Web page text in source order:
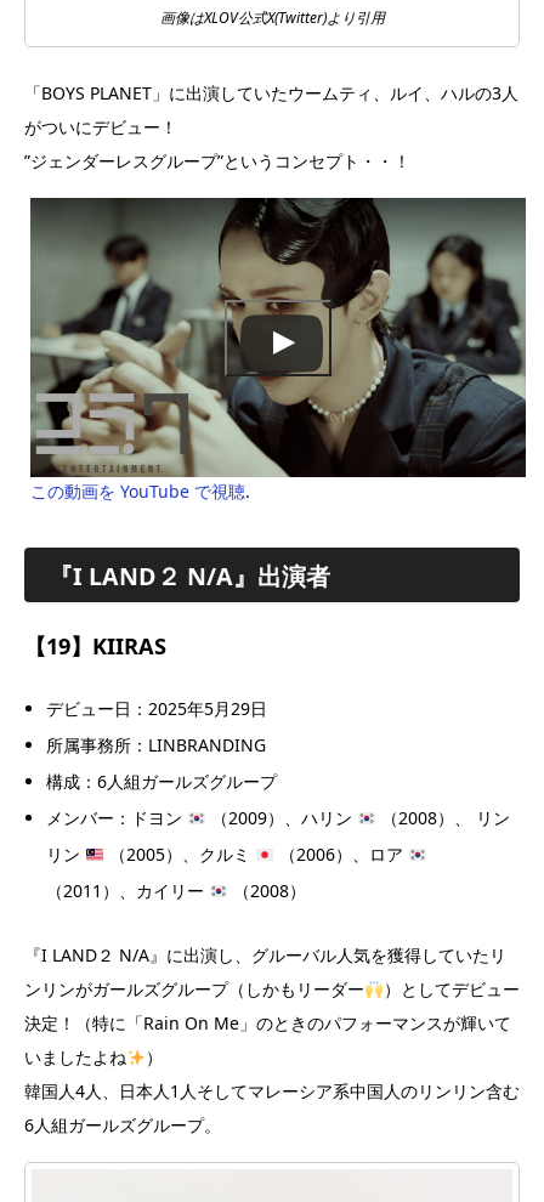
画像はXLOV公式X(Twitter)より引用
「BOYS PLANET」に出演していたウームティ、ルイ、ハルの3人
がついにデビュー！
”ジェンダーレスグループ”というコンセプト・・！
この動画を YouTube で視聴.
『I LAND２ N/A』出演者
【19】KIIRAS
デビュー日：2025年5月29日
所属事務所：LINBRANDING
構成：6人組ガールズグループ
メンバー：ドヨン
（2009）、ハリン
（2008）、 リン
リン
（2005）、クルミ
（2006）、ロア
（2011）、カイリー
（2008）
『I LAND２ N/A』に出演し、グルーバル人気を獲得していたリ
ンリンがガールズグループ（しかもリーダー
）としてデビュー
決定！（特に「Rain On Me」のときのパフォーマンスが輝いて
いましたよね
）
韓国人4人、日本人1人そしてマレーシア系中国人のリンリン含む
6人組ガールズグループ。